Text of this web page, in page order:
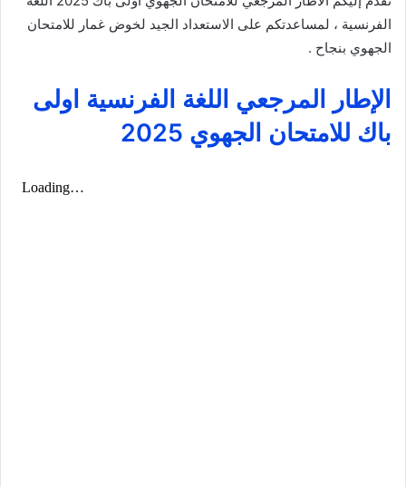
الفرنسية ، لمساعدتكم على الاستعداد الجيد لخوض غمار للامتحان
الجهوي بنجاح .
الإطار المرجعي اللغة الفرنسية اولى
باك للامتحان الجهوي 2025